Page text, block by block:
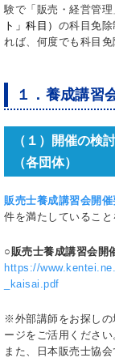
験で「販売・経営管理
ト」科目） の科目免
れば、何度でも科目免
１．養成講習
（１）開催の検討
（各団体）
販売士養成講習会開催
件を満たしていること
○販売士養成講習会開
https://
_kaisai.pdf
※外部講師をお探し
ージをご活用ください
また、日本販売士協